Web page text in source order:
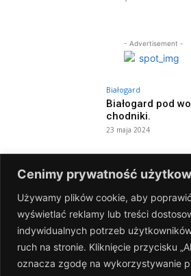
Cenimy prywatność
Używamy plików cookie, aby
wyświetlać reklamy lub treści
indywidualnych potrzeb
ruch na stronie. Kliknięcie przycisku
oznacza zgodę na wykorzystywanie
- Advertisement -
Białogard
Białogard pod
chodniki.
23 maja 2024
Dzień otwarty i
8 maja 2024
Białogard
Narodowy Dzień
[FOTOGALERIA]